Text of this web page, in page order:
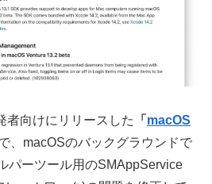
者向けにリリースした 「 macOS
、macOSのバックグラウンドで
パーツール用のSMAppService